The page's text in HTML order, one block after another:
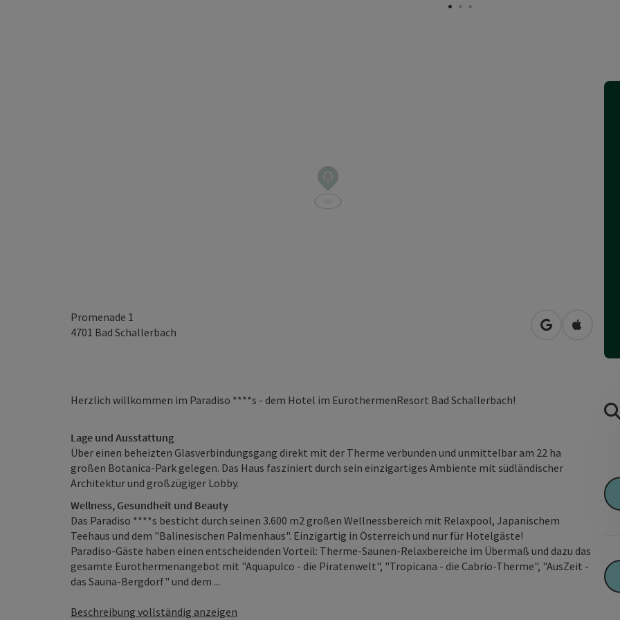
Promenade 1
4701 Bad Schallerbach in Google
in
Herzlich willkommen im Paradiso ****s - dem Hotel im EurothermenResort Bad Schallerbach!
Lage und Ausstattung
Über einen beheizten Glasverbindungsgang direkt mit der Therme verbunden und unmittelbar am 22 ha
großen Botanica-Park gelegen. Das Haus fasziniert durch sein einzigartiges Ambiente mit südländischer
Architektur und großzügiger Lobby.
Wellness, Gesundheit und Beauty
Das Paradiso ****s besticht durch seinen 3.600 m2 großen Wellnessbereich mit Relaxpool, Japanischem
Teehaus und dem "Balinesischen Palmenhaus". Einzigartig in Österreich und nur für Hotelgäste!
Paradiso-Gäste haben einen entscheidenden Vorteil: Therme-Saunen-Relaxbereiche im Übermaß und dazu das
gesamte Eurothermenangebot mit "Aquapulco - die Piratenwelt", "Tropicana - die Cabrio-Therme", "AusZeit -
das Sauna-Bergdorf" und dem ...
Beschreibung vollständig anzeigen